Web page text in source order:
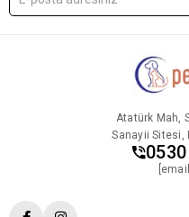
Atatürk Mah,
Sanayii Sitesi,